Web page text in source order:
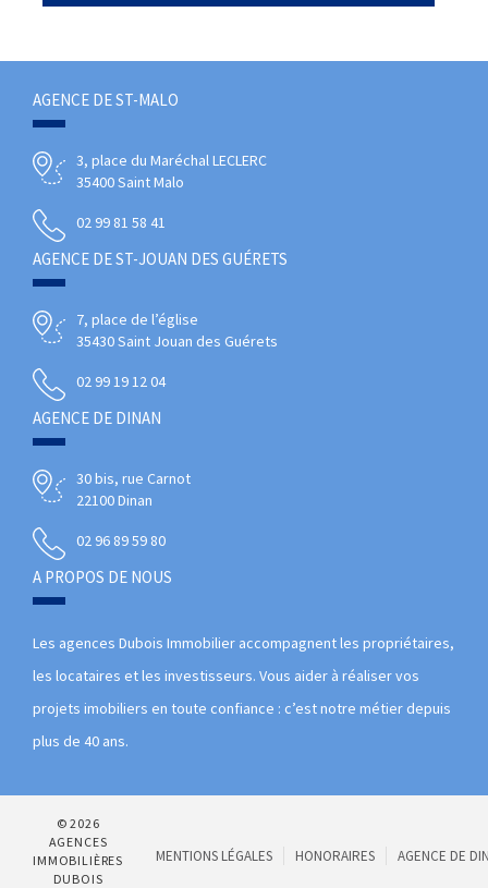
AGENCE DE ST-MALO
3, place du Maréchal LECLERC
35400 Saint Malo
02 99 81 58 41
AGENCE DE ST-JOUAN DES GUÉRETS
7, place de l’église
35430 Saint Jouan des Guérets
02 99 19 12 04
AGENCE DE DINAN
30 bis, rue Carnot
22100 Dinan
02 96 89 59 80
A PROPOS DE NOUS
Les agences Dubois Immobilier accompagnent les propriétaires,
les locataires et les investisseurs. Vous aider à réaliser vos
projets imobiliers en toute confiance : c’est notre métier depuis
plus de 40 ans.
© 2026
AGENCES
IMMOBILIÈRES
DUBOIS
MENTIONS LÉGALES HONORAIRES AGENCE DE